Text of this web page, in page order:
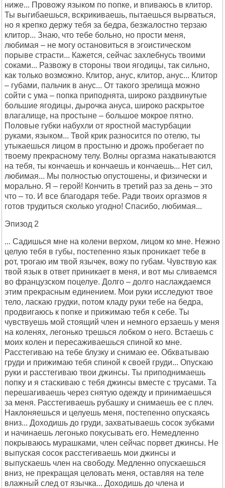
ниже... Провожу языком по попке, и впиваюсь в клитор.
Ты выгибаешься, вскрикиваешь, пытаешься вырваться,
но я крепко держу тебя за бедра, безжалостно терзаю
клитор... Знаю, что тебе больно, но прости меня,
любимая – не могу остановиться в эгоистическом
порыве страсти... Кажется, сейчас захлебнусь твоими
соками... Развожу в стороны твои ягодицы, так сильно,
как только возможно. Клитор, анус, клитор, анус... Клитор
– губами, пальчик в анус... От такого зрелища можно
сойти с ума – попка приподнята, широко раздвинутые
большие ягодицы, дырочка ануса, широко раскрытое
влагалище, на простыне – большое мокрое пятно.
Половые губки набухли от яростной мастурбации
руками, языком... Твой крик разносится по отелю, ты
утыкаешься лицом в простыню и дрожь пробегает по
твоему прекрасному телу. Волны оргазма накатываются
на тебя, ты кончаешь и кончаешь и кончаешь... Нет сил,
любимая... Мы полностью опустошены, и физически и
морально. Я – герой! Кончить в третий раз за день – это
что – то. И все благодаря тебе. Ради твоих оргазмов я
готов трудиться сколько угодно! Спасибо, любимая...
Эпизод 2
... Садишься мне на колени верхом, лицом ко мне. Нежно
целую тебя в губы, постепенно язык проникает тебе в
рот, трогаю им твой язычек, вожу по губам. Чувствую как
твой язык в ответ приникает в меня, и вот мы сливаемся
во французском поцелуе. Долго – долго наслаждаемся
этим прекрасным единением. Мои руки исследуют твое
тело, ласкаю грудки, потом кладу руки тебе на бедра,
продвигаюсь к попке и прижимаю тебя к себе. Ты
чувствуешь мой стоящий член и немного ерзаешь у меня
на коленях, легонько трешься лобком о него. Встаешь с
моих колен и пересаживаешься спиной ко мне.
Расстегиваю на тебе блузку и снимаю ее. Обхватываю
груди и прижимаю тебя спиной к своей груди... Опускаю
руки и расстегиваю твои джинсы. Ты приподнимаешь
попку и я стаскиваю с тебя джинсы вместе с трусами. Та
перешагиваешь через снятую одежду и принимаешься
за меня. Расстегиваешь рубашку и снимаешь ее с плеч.
Наклоняешься и целуешь меня, постепенно опускаясь
вниз... Доходишь до груди, захватываешь сосок зубками
и начинаешь легонько покусывать его. Немедленно
покрываюсь мурашками, член сейчас порвет джинсы. Не
выпуская сосок расстегиваешь мои джинсы и
выпускаешь член на свободу. Медленно опускаешься
вниз, не прекращая целовать меня, оставляя на теле
влажный след от язычка... Доходишь до члена и